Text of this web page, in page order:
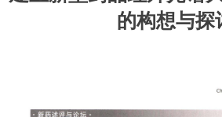
的构想与探